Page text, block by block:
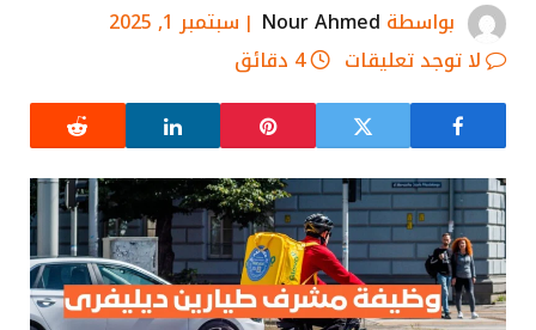
بواسطة Nour Ahmed
سبتمبر 1, 2025
لا توجد تعليقات
4 دقائق